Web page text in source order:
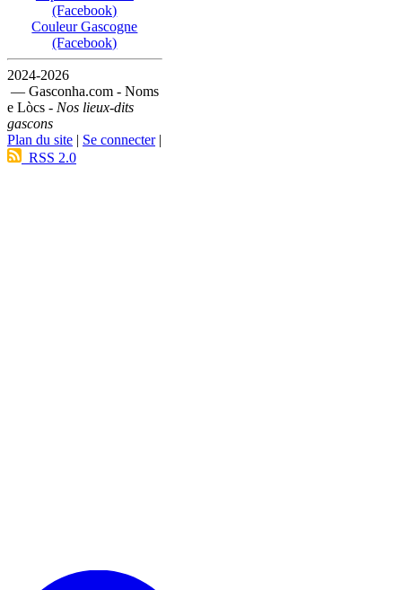
(Facebook)
Couleur Gascogne
(Facebook)
2024-2026
— Gasconha.com - Noms
e Lòcs - Nos lieux-dits
gascons
Plan du site | Se connecter|
RSS 2.0